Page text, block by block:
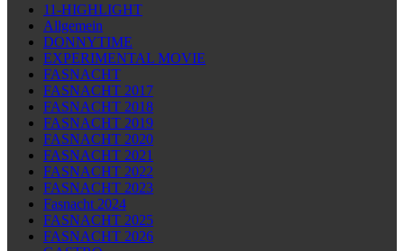
11-HIGHLIGHT
Allgemein
DONNYTIME
EXPERIMENTAL MOVIE
FASNACHT
FASNACHT 2017
FASNACHT 2018
FASNACHT 2019
FASNACHT 2020
FASNACHT 2021
FASNACHT 2022
FASNACHT 2023
Fasnacht 2024
FASNACHT 2025
FASNACHT 2026